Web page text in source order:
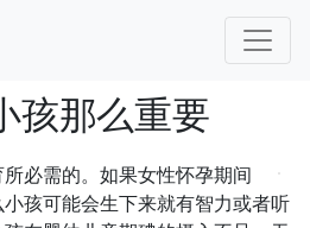
孩那么重要
必需的。如果女性怀孕期间
孩可能会生下来就有智力或者听